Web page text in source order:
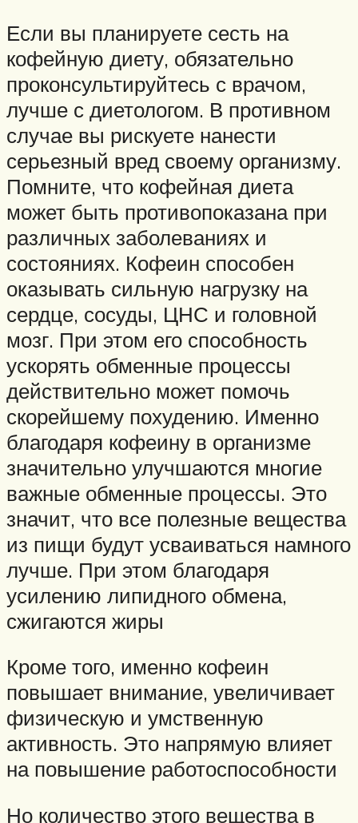
Если вы планируете сесть на
кофейную диету, обязательно
проконсультируйтесь с врачом,
лучше с диетологом. В противном
случае вы рискуете нанести
серьезный вред своему организму.
Помните, что кофейная диета
может быть противопоказана при
различных заболеваниях и
состояниях. Кофеин способен
оказывать сильную нагрузку на
сердце, сосуды, ЦНС и головной
мозг. При этом его способность
ускорять обменные процессы
действительно может помочь
скорейшему похудению. Именно
благодаря кофеину в организме
значительно улучшаются многие
важные обменные процессы. Это
значит, что все полезные вещества
из пищи будут усваиваться намного
лучше. При этом благодаря
усилению липидного обмена,
сжигаются жиры
Кроме того, именно кофеин
повышает внимание, увеличивает
физическую и умственную
активность. Это напрямую влияет
на повышение работоспособности
Но количество этого вещества в